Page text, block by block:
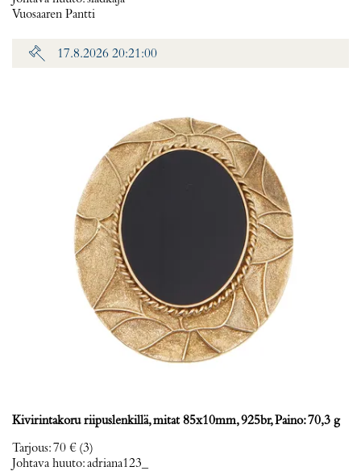
Vuosaaren Pantti
17.8.2026 20:21:00
Kivirintakoru riipuslenkillä, mitat 85x10mm, 925br, Paino: 70,3 g
Tarjous:70 € (3)
Johtava huuto:adriana123_